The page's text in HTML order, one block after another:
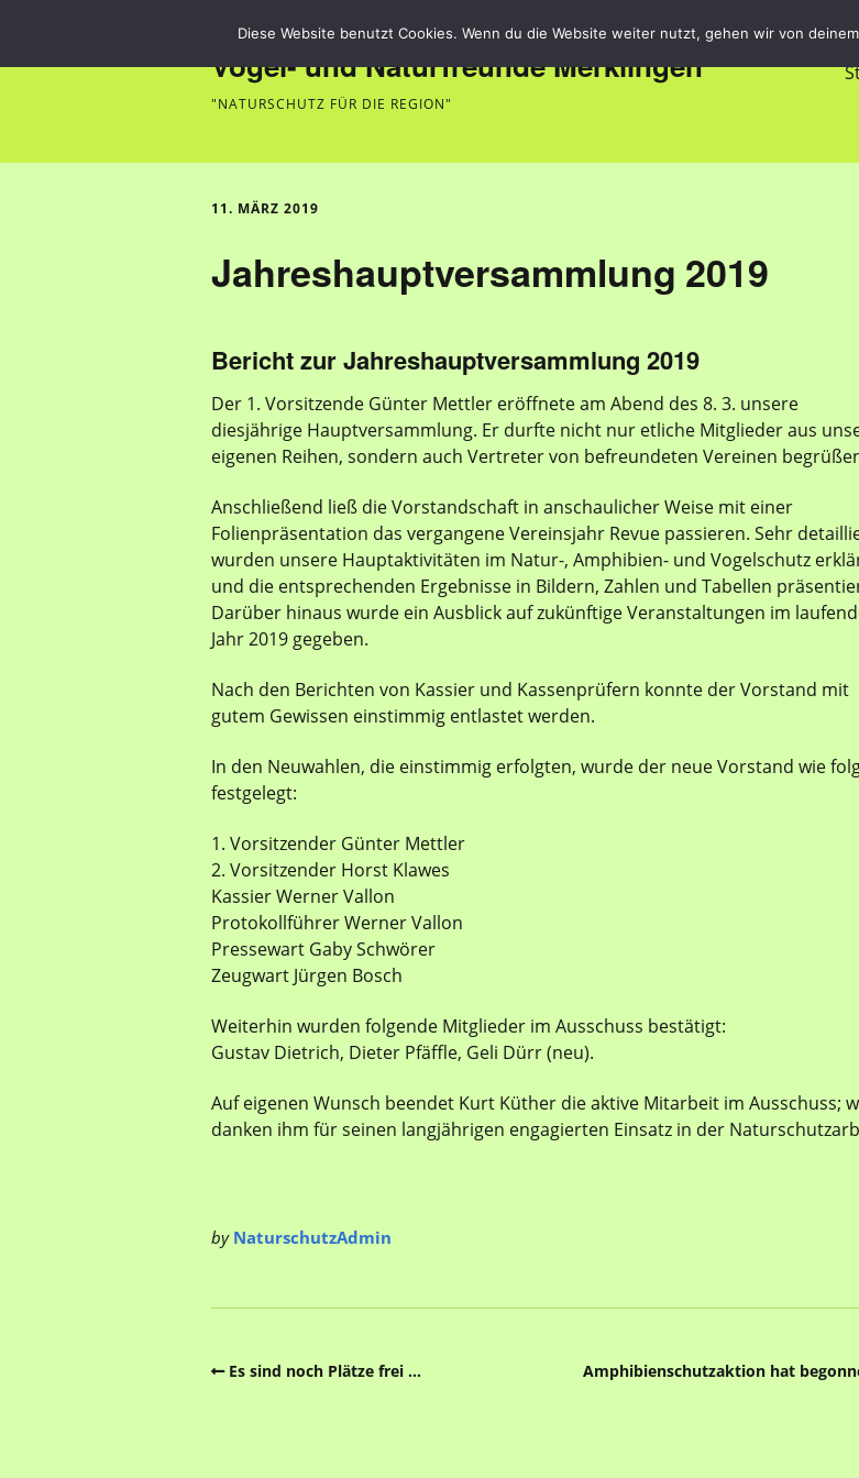
Vogel- und Naturfreunde Merklingen
"NATURSCHUTZ FÜR DIE REGION"
11. MÄRZ 2019
Jahreshauptversammlung 2019
Bericht zur Jahreshauptversammlung 2019
Der 1. Vorsitzende Günter Mettler eröffnete am Abend des 8. 3. unsere
diesjährige Hauptversammlung. Er durfte nicht nur etliche Mitglieder aus
eigenen Reihen, sondern auch Vertreter von befreundeten Vereinen
Anschließend ließ die Vorstandschaft in anschaulicher Weise mit einer
Folienpräsentation das vergangene Vereinsjahr Revue passieren. Sehr
wurden unsere Hauptaktivitäten im Natur-, Amphibien- und Vogelschutz
und die entsprechenden Ergebnisse in Bildern, Zahlen und Tabellen
Darüber hinaus wurde ein Ausblick auf zukünftige Veranstaltungen im
Jahr 2019 gegeben.
Nach den Berichten von Kassier und Kassenprüfern konnte der Vorstand mit
gutem Gewissen einstimmig entlastet werden.
In den Neuwahlen, die einstimmig erfolgten, wurde der neue Vorstand wie
festgelegt:
1. Vorsitzender Günter Mettler
2. Vorsitzender Horst Klawes
Kassier Werner Vallon
Protokollführer Werner Vallon
Pressewart Gaby Schwörer
Zeugwart Jürgen Bosch
Weiterhin wurden folgende Mitglieder im Ausschuss bestätigt:
Gustav Dietrich, Dieter Pfäffle, Geli Dürr (neu).
Auf eigenen Wunsch beendet Kurt Küther die aktive Mitarbeit im Ausschuss;
danken ihm für seinen langjährigen engagierten Einsatz in der
by NaturschutzAdmin
Es sind noch Plätze frei … Amphibienschutzaktion hat
Diese Website benutzt Cookies. Wenn du die Website weiter nutzt, gehen wir von